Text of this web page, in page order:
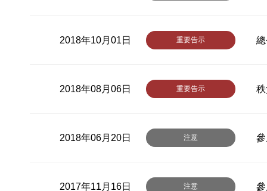
2018年10月01日 重要告示
2018年08月06日 重要告示
2018年06月20日 注意
2017年11月16日 注意